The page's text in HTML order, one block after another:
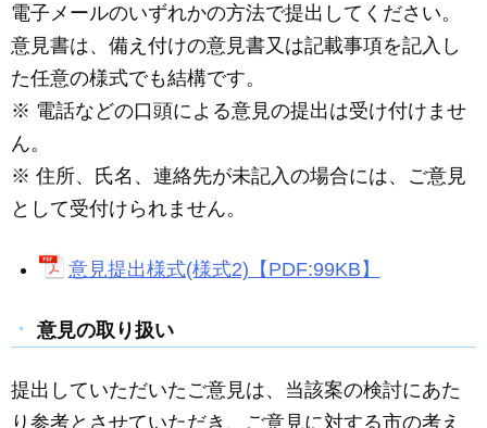
電子メールのいずれかの方法で提出してください。
意見書は、備え付けの意見書又は記載事項を記入し
た任意の様式でも結構です。
※ 電話などの口頭による意見の提出は受け付けませ
ん。
※ 住所、氏名、連絡先が未記入の場合には、ご意見
として受付けられません。
意見提出様式(様式2)【PDF:99KB】
意見の取り扱い
提出していただいたご意見は、当該案の検討にあた
り参考とさせていただき、ご意見に対する市の考え